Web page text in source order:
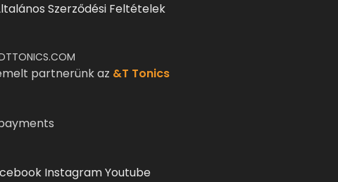
Szerződési Feltételek
partnerünk az &T Tonics
InstagramYoutube